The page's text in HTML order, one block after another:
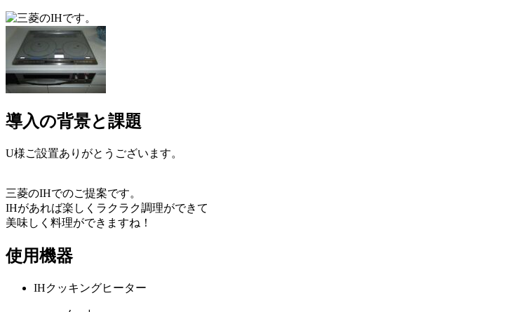
導入の背景と課題
U様ご設置ありがとうございます。
三菱のIHでのご提案です。
IHがあれば楽しくラクラク調理ができて
美味しく料理ができますね！
使用機器
IHクッキングヒーター